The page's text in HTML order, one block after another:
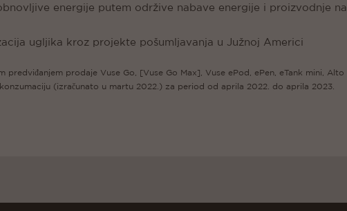
energije putem održive nabave energije i proizvodnje na
ugljika kroz projekte pošumljavanja u Južnoj Americi
predviđanjem prodaje Vuse Go, [Vuse Go Max], Vuse ePod, ePen, eTank mini, Alto
(izračunato u martu 2022.) za period od aprila 2022. do aprila 2023.